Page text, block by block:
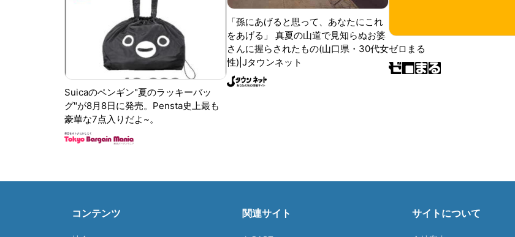
Suicaのペンギン"夏のラッキーバッ
グ"が8月8日に発売。Pensta史上最も
豪華な7点入りだよ~。
「孫にあげると思って、あなたにこれ
をあげる」 真夏の山道で見知らぬお婆
さんに握らされたもの(山口県・30代女
性)|Jタウンネット
ゼロまる
コンテンツ 関連サイト サイトについて